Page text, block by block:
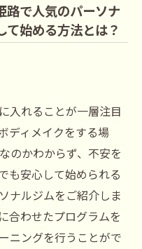
路で人気のパーソナ
て始める方法とは？
入れることが一層注目
ディメイクをする場
のかわからず、不安を
も安心して始められる
ナルジムをご紹介しま
合わせたプログラムを
ニングを行うことがで